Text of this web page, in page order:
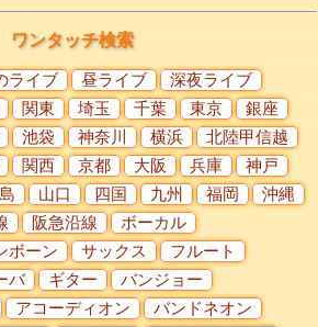
ワンタッチ検索
ライブ 昼ライブ
深夜ライブ
関東 埼玉 千葉 東京
銀座
池袋 神奈川 横浜
北陸甲信越
関西 京都 大阪 兵庫
神戸
山口 四国 九州 福岡
沖縄
阪急沿線
ボーカル
ボーン サックス
フルート
バ ギター
バンジョー
アコーディオン
バンドネオン